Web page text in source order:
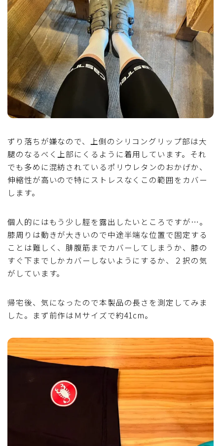
ずり落ちが嫌なので、上側のシリコングリップ部は大
腿のなるべく上部にくるように着用しています。それ
でも多めに混紡されているポリウレタンのおかげか、
伸縮性が高いので特にストレスなくこの範囲をカバー
します。
個人的にはもう少し脛を露出したいところですが…。
膝周りは動きが大きいので中途半端な位置で固定する
ことは難しく、腓腹筋までカバーしてしまうか、膝の
すぐ下までしかカバーしないようにするか、２択の気
がしています。
帰宅後、気になったので本製品の長さを測定してみま
した。まず前作はＭサイズで約41cm。